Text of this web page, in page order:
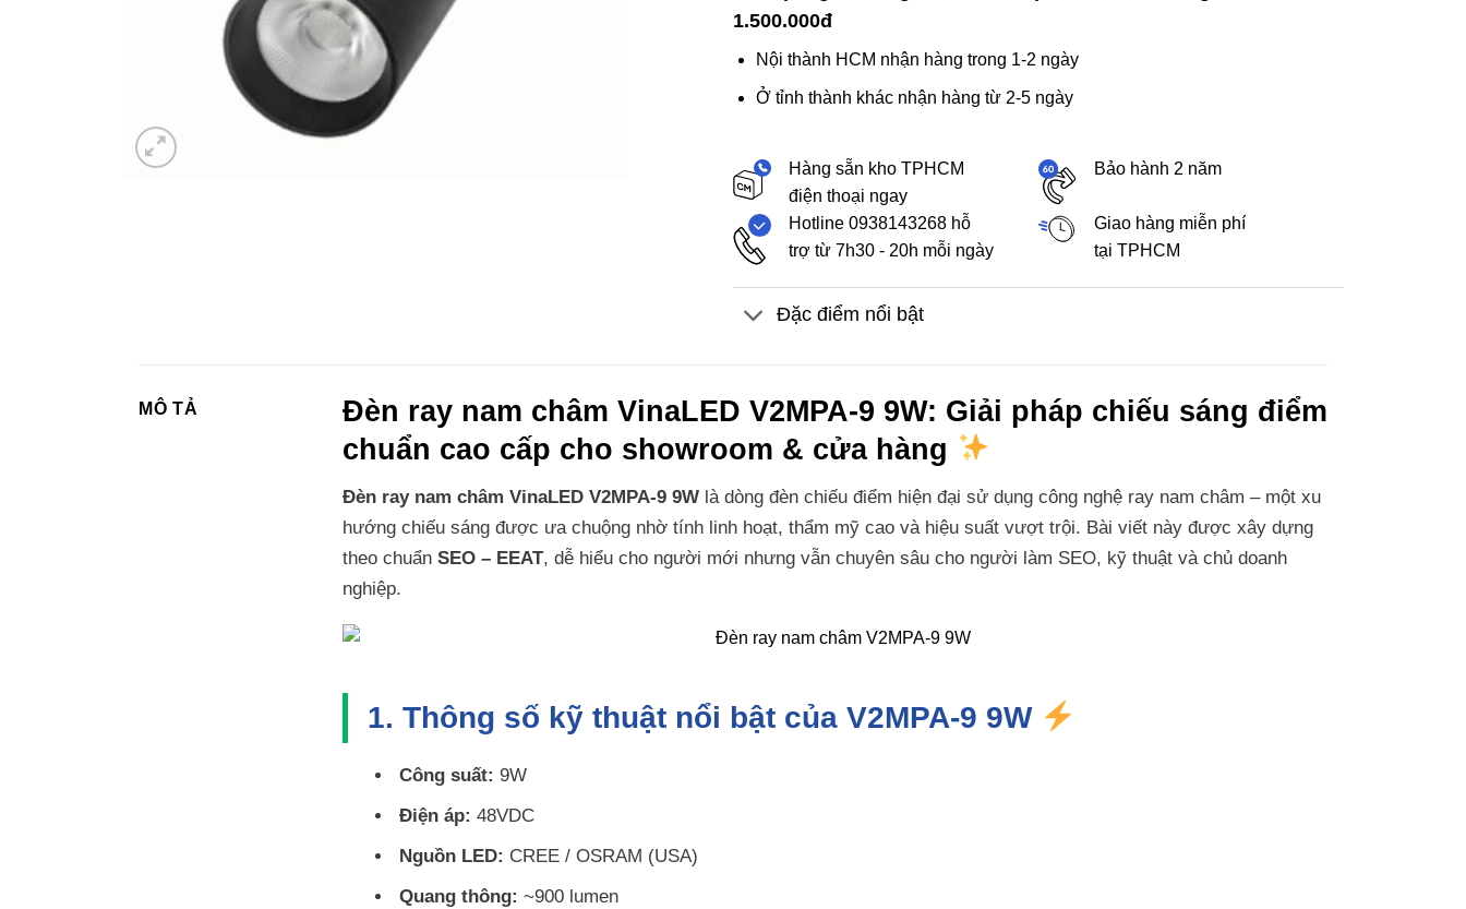
1.500.000đ
Nội thành HCM nhận hàng trong 1-2 ngày
Ở tỉnh thành khác nhận hàng từ 2-5 ngày
Hàng sẵn kho TPHCM
điện thoại ngay
Bảo hành 2 năm
Hotline 0938143268 hỗ
trợ từ 7h30 - 20h mỗi ngày
Giao hàng miễn phí
tại TPHCM
Đặc điểm nổi bật
MÔ TẢ
Đèn ray nam châm VinaLED V2MPA-9 9W: Giải pháp chiếu sáng điểm
chuẩn cao cấp cho showroom & cửa hàng
Đèn ray nam châm VinaLED V2MPA-9 9Wlà dòng đèn chiếu điểm hiện đại sử dụng công nghệ ray nam châm – một xu
hướng chiếu sáng được ưa chuộng nhờ tính linh hoạt, thẩm mỹ cao và hiệu suất vượt trội. Bài viết này được xây dựng
theo chuẩn SEO – EEAT, dễ hiểu cho người mới nhưng vẫn chuyên sâu cho người làm SEO, kỹ thuật và chủ doanh
nghiệp.
1. Thông số kỹ thuật nổi bật của V2MPA-9 9W
Công suất: 9W
Điện áp: 48VDC
Nguồn LED: CREE / OSRAM (USA)
Quang thông: ~900 lumen